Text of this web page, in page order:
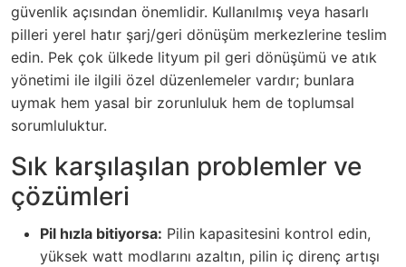
güvenlik açısından önemlidir. Kullanılmış veya hasarlı
pilleri yerel hatır şarj/geri dönüşüm merkezlerine teslim
edin. Pek çok ülkede lityum pil geri dönüşümü ve atık
yönetimi ile ilgili özel düzenlemeler vardır; bunlara
uymak hem yasal bir zorunluluk hem de toplumsal
sorumluluktur.
Sık karşılaşılan problemler ve
çözümleri
Pil hızla bitiyorsa: Pilin kapasitesini kontrol edin,
yüksek watt modlarını azaltın, pilin iç direnç artışı